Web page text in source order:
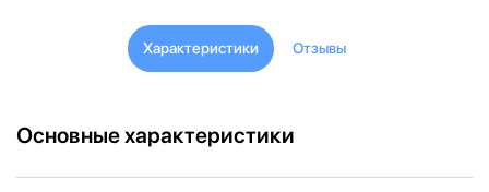
Характеристики Отзывы
Основные характеристики